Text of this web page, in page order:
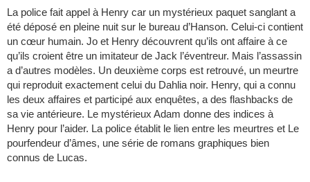
La police fait appel à Henry car un mystérieux paquet sanglant a
été déposé en pleine nuit sur le bureau d’Hanson. Celui-ci contient
un cœur humain. Jo et Henry découvrent qu’ils ont affaire à ce
qu’ils croient être un imitateur de Jack l’éventreur. Mais l’assassin
a d’autres modèles. Un deuxième corps est retrouvé, un meurtre
qui reproduit exactement celui du Dahlia noir. Henry, qui a connu
les deux affaires et participé aux enquêtes, a des flashbacks de
sa vie antérieure. Le mystérieux Adam donne des indices à
Henry pour l’aider. La police établit le lien entre les meurtres et Le
pourfendeur d’âmes, une série de romans graphiques bien
connus de Lucas.